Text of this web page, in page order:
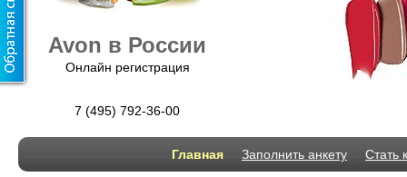
Avon в России
Онлайн регистрация
7 (495) 792-36-00
Главная Заполнить анкету Стать